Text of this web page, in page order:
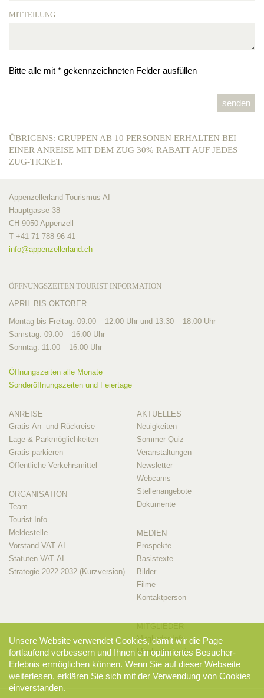
MITTEILUNG
Bitte alle mit * gekennzeichneten Felder ausfüllen
ÜBRIGENS: GRUPPEN AB 10 PERSONEN ERHALTEN BEI
EINER ANREISE MIT DEM ZUG 30% RABATT AUF JEDES
ZUG-TICKET.
Appenzellerland Tourismus AI
Hauptgasse 38
CH-9050 Appenzell
T +41 71 788 96 41
info@appenzellerland.ch
ÖFFNUNGSZEITEN TOURIST INFORMATION
APRIL BIS OKTOBER
Montag bis Freitag: 09.00 – 12.00 Uhr und 13.30 – 18.00 Uhr
Samstag: 09.00 – 16.00 Uhr
Sonntag: 11.00 – 16.00 Uhr
Öffnungszeiten alle Monate
Sonderöffnungszeiten und Feiertage
ANREISE
Gratis An- und Rückreise
Lage & Parkmöglichkeiten
Gratis parkieren
Öffentliche Verkehrsmittel
ORGANISATION
Team
Tourist-Info
Meldestelle
Vorstand VAT AI
Statuten VAT AI
Strategie 2022-2032 (Kurzversion)
AKTUELLES
Neuigkeiten
Sommer-Quiz
Veranstaltungen
Newsletter
Webcams
Stellenangebote
Dokumente
MEDIEN
Prospekte
Basistexte
Bilder
Filme
Kontaktperson
Mitglieder-Info
Mitglieder-Login
Unsere Website verwendet Cookies, damit wir die Page
fortlaufend verbessern und Ihnen ein optimiertes Besucher-
Erlebnis ermöglichen können. Wenn Sie auf dieser Webseite
weiterlesen, erklären Sie sich mit der Verwendung von Cookies
einverstanden.